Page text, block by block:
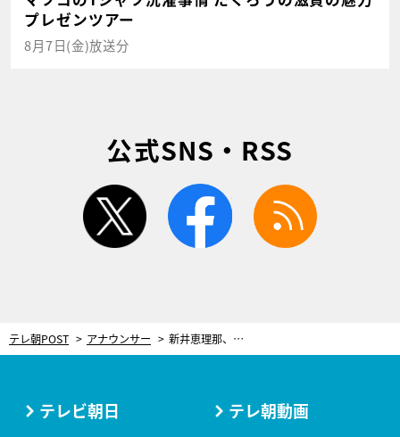
プレゼンツアー
8月7日(金)放送分
公式SNS・RSS
twitter facebook
テレ朝POST アナウンサー 新井恵理那、かわいすぎる愛鳥とツーショット「毎日一緒に過ごしてもほんとうに飽きない」
テレビ朝日 テレ朝動画